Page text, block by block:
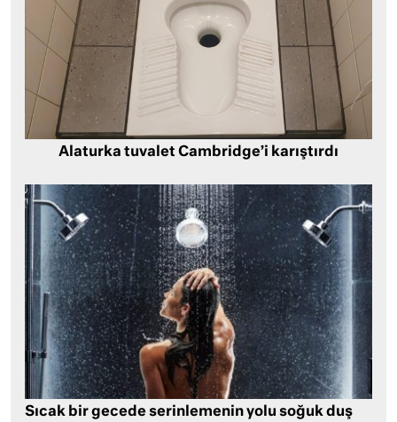
Alaturka tuvalet Cambridge’i karıştırdı
Sıcak bir gecede serinlemenin yolu soğuk duş